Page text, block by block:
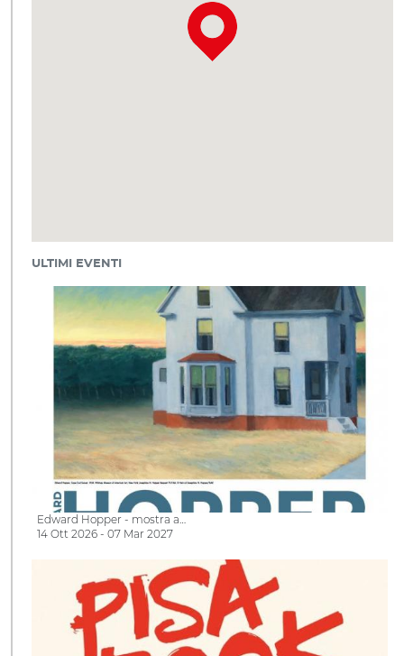
ULTIMI EVENTI
Edward Hopper - mostra a…
14 Ott 2026 - 07 Mar 2027